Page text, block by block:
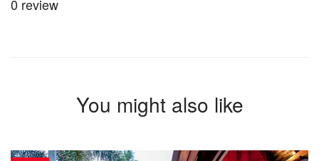
0 review
You might also like